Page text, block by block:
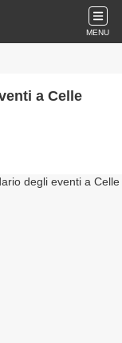
MENU
a Celle